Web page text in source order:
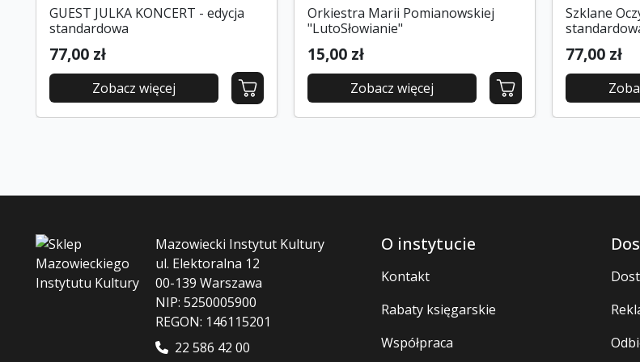
GUEST JULKA KONCERT - edycja
standardowa
77,00 zł
Zobacz więcej
Orkiestra Marii Pomianowskiej
"LutoSłowianie"
15,00 zł
Zobacz więcej
Szklane
77,00 zł
Mazowiecki Instytut Kultury
ul. Elektoralna 12
00-139 Warszawa
NIP: 5250005900
REGON: 146115201
22 586 42 00
O instytucie
Kontakt
Rabaty księgarskie
Współpraca